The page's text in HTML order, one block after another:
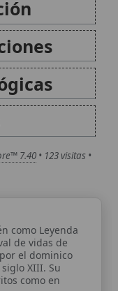
Leyenda
dominico
XIII. Su
en
el
contrastadas